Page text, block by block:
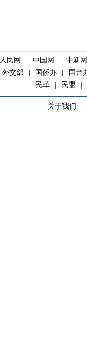
人民网 中国网
中新网
外交部
国侨办
国台
民革
民盟
关于我们